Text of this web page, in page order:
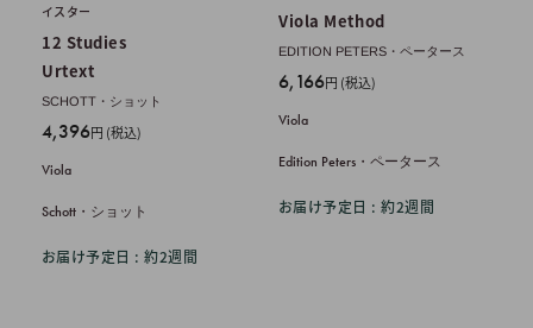
イスター
12 Studies
Urtext
SCHOTT・ショット
販
価
格
4,396円 (税込)
Viola
Schott・ショット
お届け予定日 : 約2週間
Viola Method
EDITION PETERS・ペータース
販
価
格
6,166円 (税込)
Viola
Edition Peters・ペータース
お届け予定日 : 約2週間